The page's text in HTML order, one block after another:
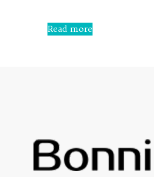
0
out
Read more